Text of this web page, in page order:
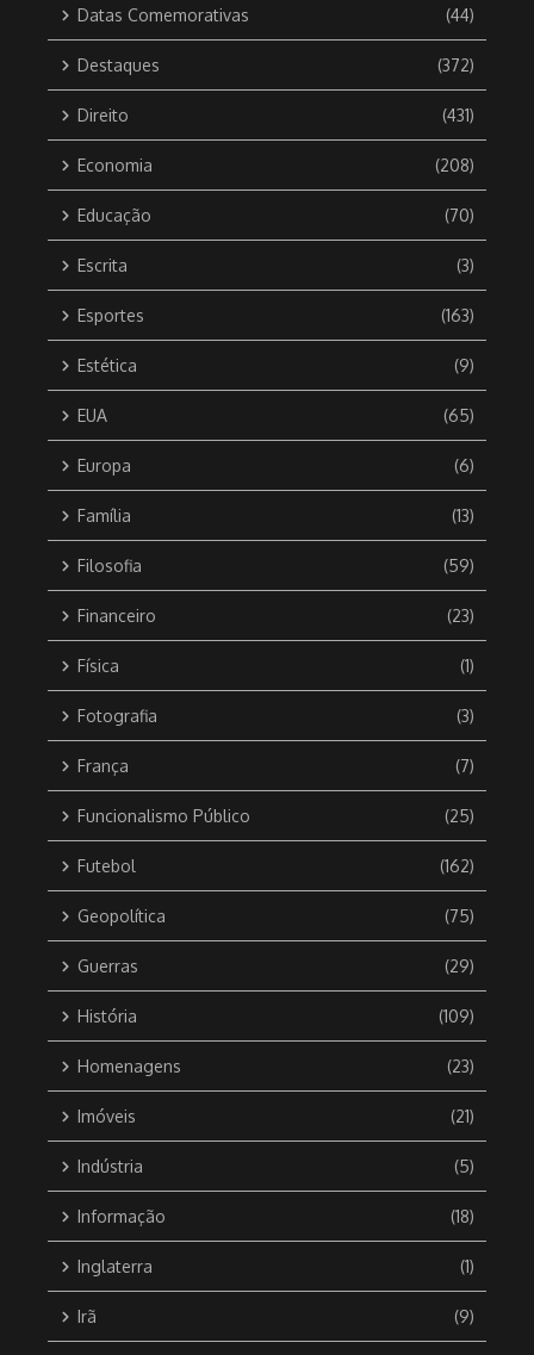
Datas Comemorativas (44)
Destaques (372)
Direito (431)
Economia (208)
Educação (70)
Escrita (3)
Esportes (163)
Estética (9)
EUA (65)
Europa (6)
Família (13)
Filosofia (59)
Financeiro (23)
Física (1)
Fotografia (3)
França (7)
Funcionalismo Público (25)
Futebol (162)
Geopolítica (75)
Guerras (29)
História (109)
Homenagens (23)
Imóveis (21)
Indústria (5)
Informação (18)
Inglaterra (1)
Irã (9)